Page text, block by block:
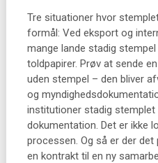
Tre situationer hvor
formål: Ved eksport og
mange lande stadig
toldpapirer. Prøv at sende
uden stempel – den bliver
og
institutioner stadig
dokumentation. Det er ikke
processen. Og så er der
en kontrakt til en ny